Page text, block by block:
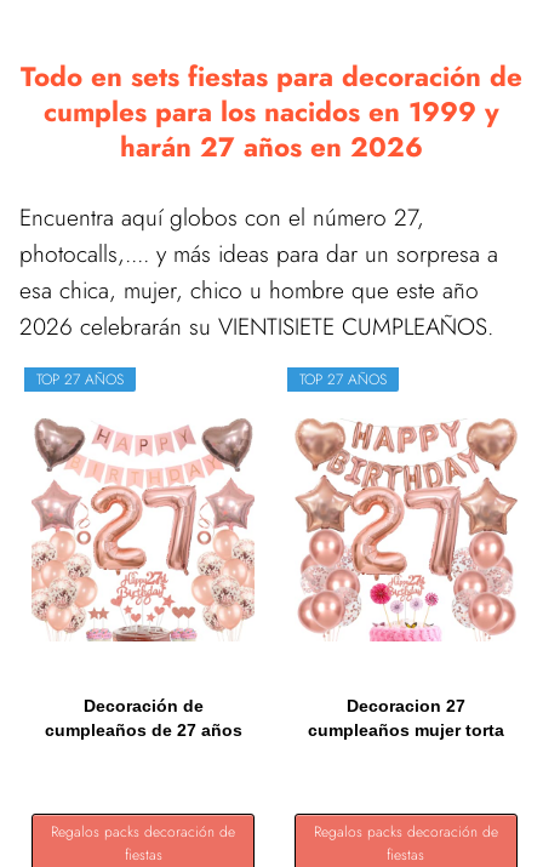
Todo en sets fiestas para decoración de
cumples para los nacidos en 1999 y
harán 27 años en 2026
Encuentra aquí globos con el número 27,
photocalls,.... y más ideas para dar un sorpresa a
esa chica, mujer, chico u hombre que este año
2026 celebrarán su VIENTISIETE CUMPLEAÑOS.
TOP 27 AÑOS
Decoración de
cumpleaños de 27 años
Regalos packs decoración de
fiestas
TOP 27 AÑOS
Decoracion 27
cumpleaños mujer torta
Regalos packs decoración de
fiestas